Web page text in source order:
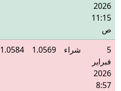
2026
11:15
ص
5
فبراير
2026
8:57
شراء 1.0569
1.0584